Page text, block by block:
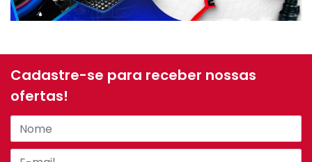
Cadastre-se para receber nossas
ofertas!